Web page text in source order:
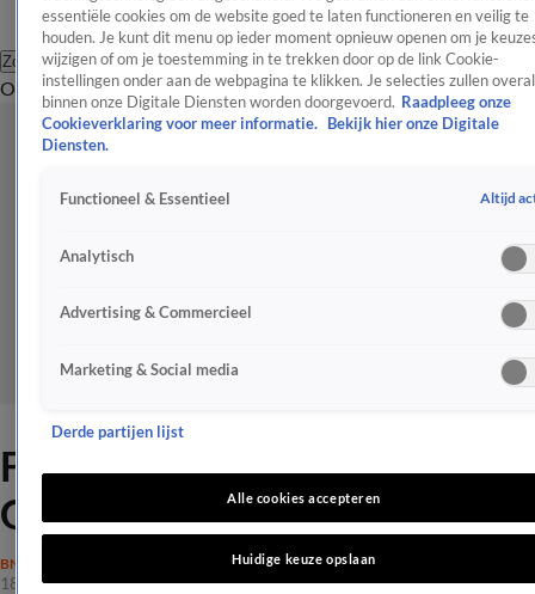
Zoeken
OverzichtEntertainmentSpraakmakendRealityCrimeVideo's
Ferry Doedens keert terug in
Goede Tijden Slechte Tijden
BN'ERS
18 sep 2025, 10:13
essentiële cookies om de website goed te laten functioneren en veilig te
houden. Je kunt dit menu op ieder moment opnieuw openen om je
wijzigen of om je toestemming in te trekken door op de link Cookie-
instellingen onder aan de webpagina te klikken. Je selecties zullen overal
binnen onze Digitale Diensten worden doorgevoerd. Raadpleeg onze
Cookieverklaring voor meer informatie.
Bekijk hier onze Digitale
Diensten.
Functioneel & Essentieel Altijd
Analytisch
Advertising & Commercieel
Marketing & Social media
Derde partijen lijst
Alle cookies accepteren
Huidige keuze opslaan